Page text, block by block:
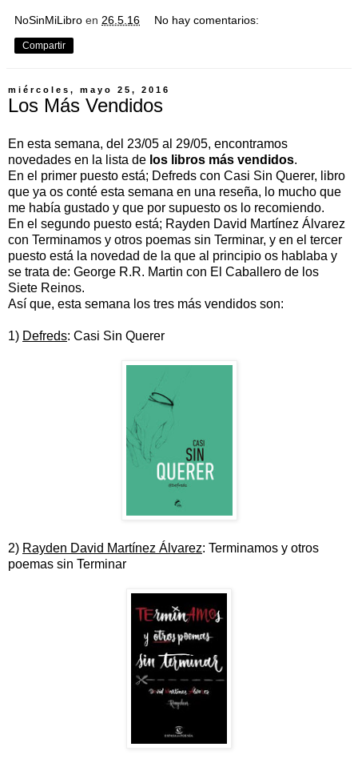
NoSinMiLibro en 26.5.16 No hay comentarios:
Compartir
miércoles, mayo 25, 2016
Los Más Vendidos
En esta semana, del 23/05 al 29/05, encontramos
novedades en la lista de los libros más vendidos.
En el primer puesto está; Defreds con Casi Sin Querer, libro
que ya os conté esta semana en una reseña, lo mucho que
me había gustado y que por supuesto os lo recomiendo.
En el segundo puesto está; Rayden David Martínez Álvarez
con Terminamos y otros poemas sin Terminar, y en el tercer
puesto está la novedad de la que al principio os hablaba y
se trata de: George R.R. Martin con El Caballero de los
Siete Reinos.
Así que, esta semana los tres más vendidos son:
1) Defreds: Casi Sin Querer
2) Rayden David Martínez Álvarez: Terminamos y otros
poemas sin Terminar